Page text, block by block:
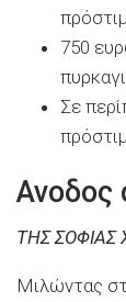
750
Σε
Ανοδος
ΤΗΣ ΣΟΦΙΑΣ
Μιλώντας